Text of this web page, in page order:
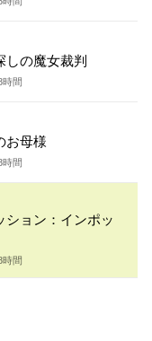
しの魔女裁判
時間
お母様
時間
ション：インポッ
時間